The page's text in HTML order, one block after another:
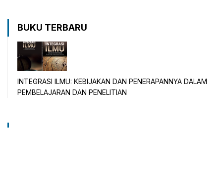
BUKU TERBARU
INTEGRASI ILMU: KEBIJAKAN DAN PENERAPANNYA DALAM
PEMBELAJARAN DAN PENELITIAN